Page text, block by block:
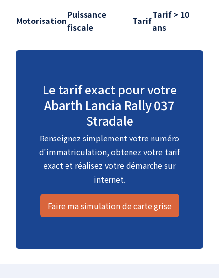
Motorisation
Puissance
fiscale
Tarif
Tarif > 10
ans
Le tarif exact pour votre
Abarth Lancia Rally 037
Stradale
Renseignez simplement votre numéro
d'immatriculation, obtenez votre tarif
exact et réalisez votre démarche sur
internet.
Faire ma simulation de carte grise